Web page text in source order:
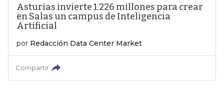
Asturias invierte 1.226 millones para crear
en Salas un campus de Inteligencia
Artificial
por Redacción Data Center Market
Compartir